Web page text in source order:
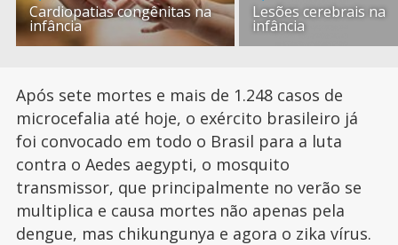
Cardiopatias congênitas na
infância
Lesões cerebrais na
infância
Após sete mortes e mais de 1.248 casos de
microcefalia até hoje, o exército brasileiro já
foi convocado em todo o Brasil para a luta
contra o Aedes aegypti, o mosquito
transmissor, que principalmente no verão se
multiplica e causa mortes não apenas pela
dengue, mas chikungunya e agora o zika vírus.